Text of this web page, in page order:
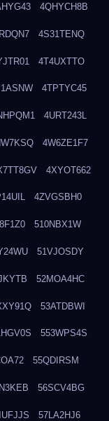
4QHYCH8B
4S31TENQ
4T4UXTTO
4TPTYC45
4URT243L
4W6ZE1F7
4XYOT662
4ZVGSBH0
510NBX1W
51VJOSDY
52MOA4HC
53ATDBWI
553WPS4S
55QDIRSM
56SCV4BG
57LA2HJ6